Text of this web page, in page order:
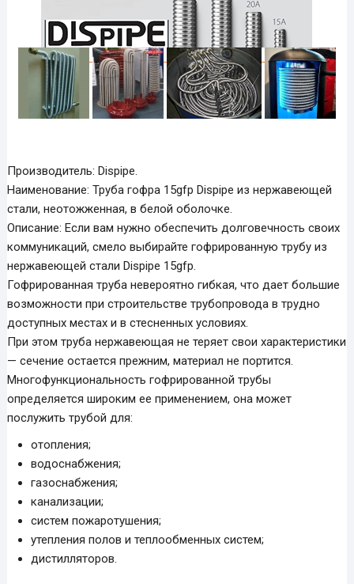
Производитель: Dispipe.
Наименование: Труба гофра 15gfp Dispipe из нержавеющей
стали, неотожженная, в белой оболочке.
Описание: Если вам нужно обеспечить долговечность своих
коммуникаций, смело выбирайте гофрированную трубу из
нержавеющей стали Dispipe 15gfp.
Гофрированная труба невероятно гибкая, что дает большие
возможности при строительстве трубопровода в трудно
доступных местах и в стесненных условиях.
При этом труба нержавеющая не теряет свои характеристики
— сечение остается прежним, материал не портится.
Многофункциональность гофрированной трубы
определяется широким ее применением, она может
послужить трубой для:
отопления;
водоснабжения;
газоснабжения;
канализации;
систем пожаротушения;
утепления полов и теплообменных систем;
дистилляторов.